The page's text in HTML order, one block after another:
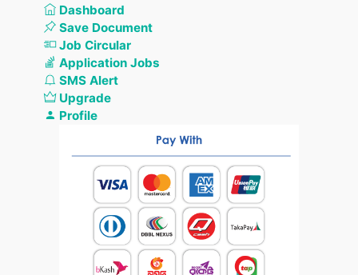
Dashboard
Save Document
Job Circular
Application Jobs
SMS Alert
Upgrade
Profile